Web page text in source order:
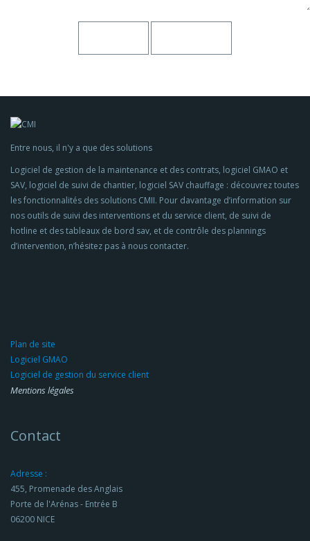
Entre nous, il n'y a que des solutions
Logiciel de gestion de la maintenance et des contrats, logiciel GMAO et
SAV, logiciel de suivi de chantier, logiciel SAV chauffage : découvrez toutes
les fonctionnalités des solutions CMII. Pour davantage d’information sur
nos outils de suivi des interventions et du service client, de suivi de
hotline et des tableaux de bord sav, et de contrôle des plannings
d’intervention, n’hésitez pas à nous contacter.
Plan de site
Logiciel GMAO
Logiciel de gestion du service client
Mentions légales
Contact
Adresse :
455, Promenade des Anglais
Porte de l'Arénas - Entrée B
06200 NICE